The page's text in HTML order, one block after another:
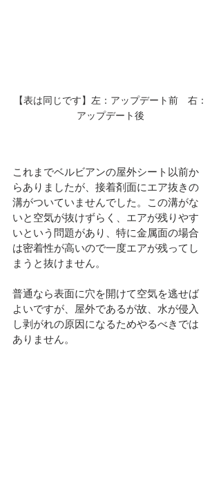
【表は同じです】左：アップデート前　右：
アップデート後
これまでベルビアンの屋外シート以前か
らありましたが、接着剤面にエア抜きの
溝がついていませんでした。この溝がな
いと空気が抜けずらく、エアが残りやす
いという問題があり、特に金属面の場合
は密着性が高いので一度エアが残ってし
まうと抜けません。
普通なら表面に穴を開けて空気を逃せば
よいですが、屋外であるが故、水が侵入
し剥がれの原因になるためやるべきでは
ありません。